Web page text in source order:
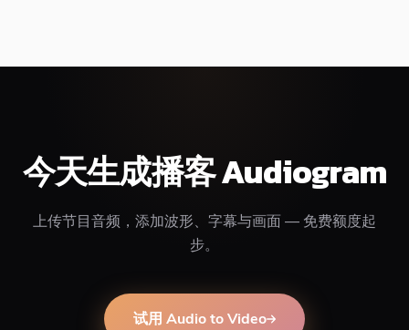
今天生成播客 Audiogram
上传节目音频，添加波形、字幕与画面 — 免费额度起
步。
试用 Audio to Video